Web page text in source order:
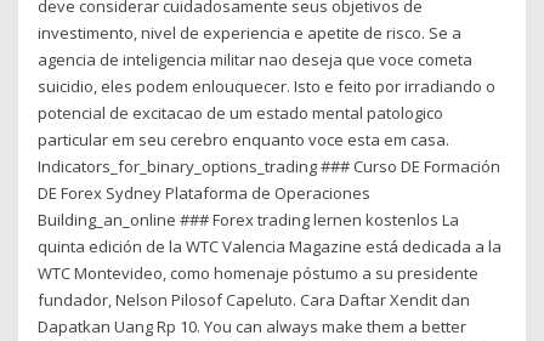
deve considerar cuidadosamente seus objetivos de
investimento, nivel de experiencia e apetite de risco. Se a
agencia de inteligencia militar nao deseja que voce cometa
suicidio, eles podem enlouquecer. Isto e feito por irradiando o
potencial de excitacao de um estado mental patologico
particular em seu cerebro enquanto voce esta em casa.
Indicators_for_binary_options_trading ### Curso DE Formación
DE Forex Sydney Plataforma de Operaciones
Building_an_online ### Forex trading lernen kostenlos La
quinta edición de la WTC Valencia Magazine está dedicada a la
WTC Montevideo, como homenaje póstumo a su presidente
fundador, Nelson Pilosof Capeluto. Cara Daftar Xendit dan
Dapatkan Uang Rp 10. You can always make them a better